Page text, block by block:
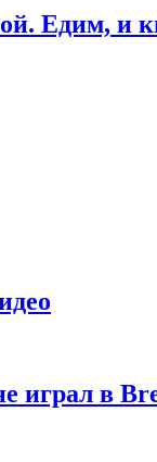
Едим, и
играл в